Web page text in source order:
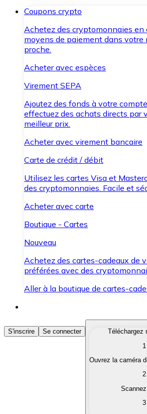
Coupons crypto
Achetez des cryptomonnaies en
moyens de paiement dans votre
proche.
Acheter avec espèces
Virement SEPA
Ajoutez des fonds à votre
effectuez des achats directs par
meilleur prix.
Acheter avec virement bancaire
Carte de crédit / débit
Utilisez les cartes Visa et
des cryptomonnaies. Facile et
Acheter avec carte
Boutique - Cartes
Nouveau
Achetez des cartes-cadeaux de
préférées avec des
Aller à la boutique de cartes-
Acheter des Cryptomonnaies
Achetez les cryptomonnaies
Convertissez vos
S'inscrire Se connecter
Téléchargez
1
Ouvrez la caméra
2
Scannez
3